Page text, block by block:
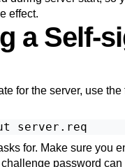
effect.
a Self-
for the server, use
server.req
for. Make sure you
challenge password can